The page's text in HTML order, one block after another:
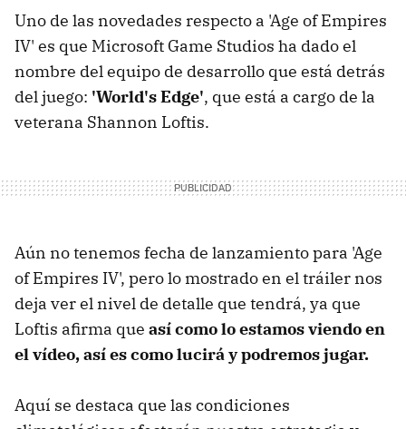
Uno de las novedades respecto a 'Age of Empires
IV' es que Microsoft Game Studios ha dado el
nombre del equipo de desarrollo que está detrás
del juego: 'World's Edge', que está a cargo de la
veterana Shannon Loftis.
Aún no tenemos fecha de lanzamiento para 'Age
of Empires IV', pero lo mostrado en el tráiler nos
deja ver el nivel de detalle que tendrá, ya que
Loftis afirma que así como lo estamos viendo en
el vídeo, así es como lucirá y podremos jugar.
Aquí se destaca que las condiciones